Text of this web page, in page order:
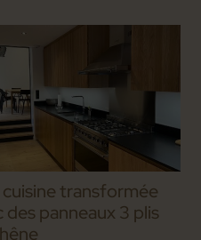
cuisine transformée
des panneaux 3 plis